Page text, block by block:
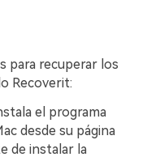
para recuperar los
Recoverit:󠀲󠀡󠀩󠀣󠀡󠀣󠀠󠀥󠀢󠀳
el programa
desde su página
de instalar la